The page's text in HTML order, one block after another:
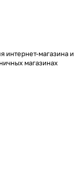
интернет-магазина и
магазинах